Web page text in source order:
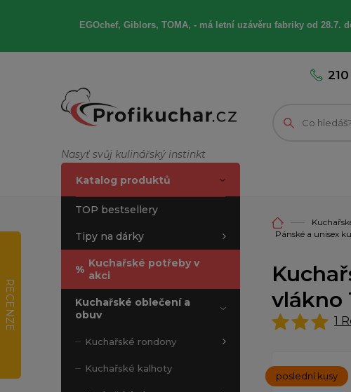
EGOchef, Giblors, TOMA, -má letní uzávěru fabriky od 28.7.
Nasyť svůj kulinářský instinkt
Katalog produktů
TOP bestsellery
Tipy na dárky
% Kuchařské potřeby v
akci
Kuchařské oblečení a
obuv
Kuchařské rondony
Kuchařské kalhoty
Pánské a unisex
vlákno
1
poslední kusy
RECENZE